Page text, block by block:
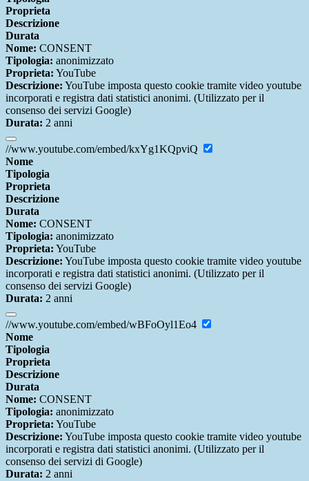
Proprieta
Descrizione
Durata
Nome: CONSENT
Tipologia: anonimizzato
Proprieta: YouTube
Descrizione: YouTube imposta questo cookie tramite video youtube
incorporati e registra dati statistici anonimi. (Utilizzato per il
consenso dei servizi Google)
Durata: 2 anni
//www.youtube.com/embed/kxYg1KQpviQ
Nome
Tipologia
Proprieta
Descrizione
Durata
Nome: CONSENT
Tipologia: anonimizzato
Proprieta: YouTube
Descrizione: YouTube imposta questo cookie tramite video youtube
incorporati e registra dati statistici anonimi. (Utilizzato per il
consenso dei servizi Google)
Durata: 2 anni
//www.youtube.com/embed/wBFoOyl1Eo4
Nome
Tipologia
Proprieta
Descrizione
Durata
Nome: CONSENT
Tipologia: anonimizzato
Proprieta: YouTube
Descrizione: YouTube imposta questo cookie tramite video youtube
incorporati e registra dati statistici anonimi. (Utilizzato per il
consenso dei servizi di Google)
Durata: 2 anni